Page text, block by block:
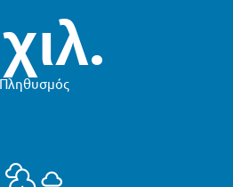
Πληθυσμός
χιλ.